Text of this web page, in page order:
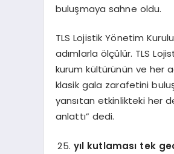
buluşmaya sahne oldu.
TLS Lojistik Yönetim
adımlarla ölçülür. TLS
kurum kültürünün ve her
klasik gala zarafetini
yansıtan etkinlikteki her
anlattı” dedi.
yıl kutlaması tek